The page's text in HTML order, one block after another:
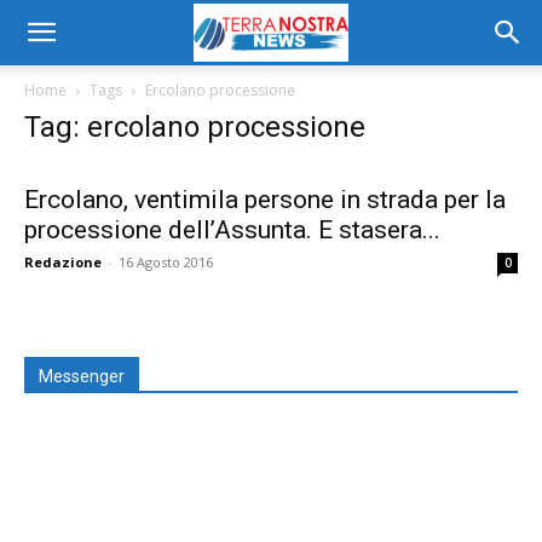
Home Tags Ercolano processione
Tag: ercolano processione
Ercolano, ventimila persone in strada per la
processione dell’Assunta. E stasera...
Redazione - 16 Agosto 2016 0
Messenger